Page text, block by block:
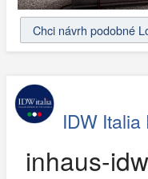
Chci návrh podobné
IDW Italia
inhaus-